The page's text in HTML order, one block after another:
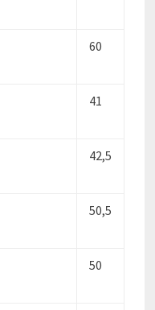
60
41
42,5
50,5
50